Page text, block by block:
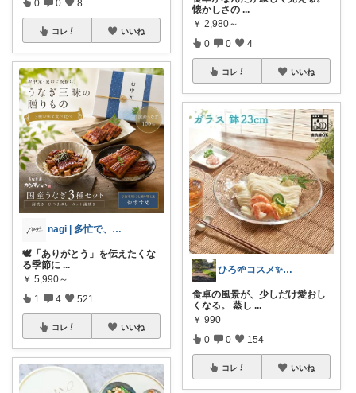
0 0 8
コレ いいね
nagi | 多忙で、時々お休み
🕊️「ありがとう」を伝えたくな
る季節に ...
￥ 5,990～
1 4 521
コレ いいね
懐かしさの ...
￥ 2,980～
0 0 4
コレ いいね
ひろ🌱‬コスメ✨わんこ🐕🐾
食卓の風景が、少しだけ愛おし
くなる。 蒸し ...
￥ 990
0 0 154
コレ いいね